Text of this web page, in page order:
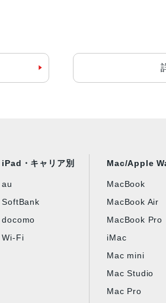
iPad・キャリア別
au
SoftBank
docomo
Wi-Fi
Mac/Apple
MacBook
MacBook Air
MacBook Pro
iMac
Mac mini
Mac Studio
Mac Pro